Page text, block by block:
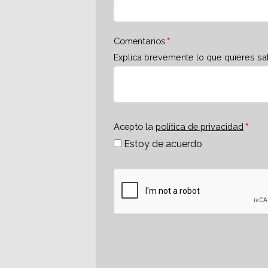
Comentarios
Explica brevemente lo que quieres
Acepto la política de privacidad
Estoy de acuerdo